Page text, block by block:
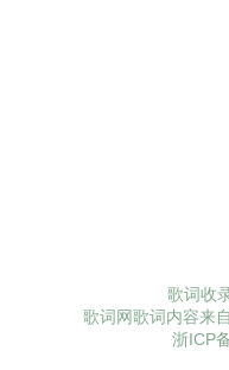
歌词收
歌词网歌词内容来
浙ICP